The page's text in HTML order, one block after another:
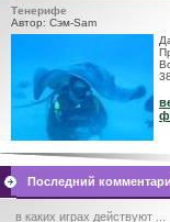
Тенерифе
Автор: Сэм-Sam
Последний
в каких играх действуют ...